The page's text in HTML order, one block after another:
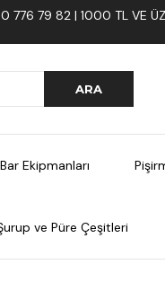
776 79 82 | 1000 TL VE
Ekipmanları
ve Püre Çeşitleri